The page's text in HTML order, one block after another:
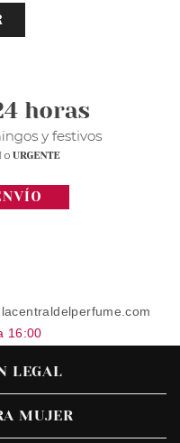
16:00
LEGAL
MUJER